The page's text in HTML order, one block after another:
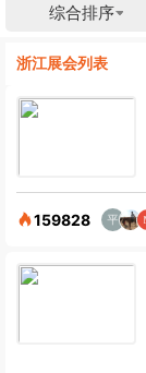
综合排序
浙江展会列表
159828